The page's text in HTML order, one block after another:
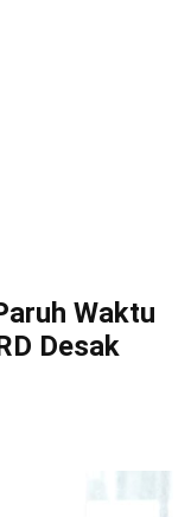
Waktu
Desak